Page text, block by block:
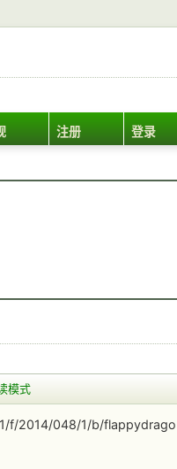
注册 登录
模式
2014/048/1/b/